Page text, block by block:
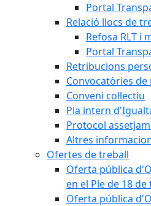
Portal
Relació llocs de
Refosa RLT i
Portal
Retribucions
Convocatòries de
Conveni col·lectiu
Pla intern
Protocol
Altres
Ofertes de treball
Oferta pública
en el Ple de 18
Oferta pública